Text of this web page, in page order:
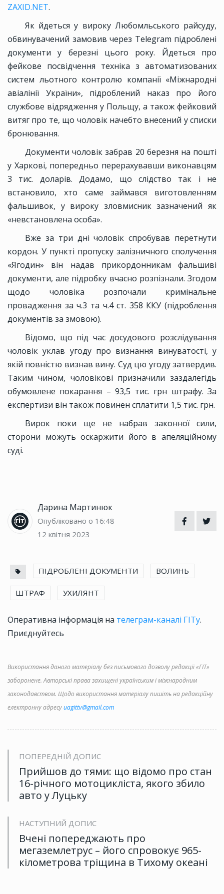
ZAXID.NET.
Як йдеться у вироку Любомльського райсуду,
обвинувачений замовив через Telegram підроблені
документи у березні цього року. Йдеться про
фейкове посвідчення техніка з автоматизованих
систем льотного контролю компанії «Міжнародні
авіалінії України», підроблений наказ про його
службове відрядження у Польщу, а також фейковий
витяг про те, що чоловік начебто внесений у списки
бронювання.
Документи чоловік забрав 20 березня на пошті
у Харкові, попередньо перерахувавши виконавцям
3 тис. доларів. Додамо, що слідство так і не
встановило, хто саме займався виготовленням
фальшивок, у вироку зловмисник зазначений як
«невстановлена особа».
Вже за три дні чоловік спробував перетнути
кордон. У пункті пропуску залізничного сполучення
«Ягодин» він надав прикордонникам фальшиві
документи, але підробку вчасно розпізнали. Згодом
щодо чоловіка розпочали кримінальне
провадження за ч.3 та ч.4 ст. 358 ККУ (підроблення
документів за змовою).
Відомо, що під час досудового розслідування
чоловік уклав угоду про визнання винуватості, у
якій повністю визнав вину. Суд цю угоду затвердив.
Таким чином, чоловікові призначили заздалегідь
обумовлене покарання – 93,5 тис. грн штрафу. За
експертизи він також повинен сплатити 1,5 тис. грн.
Вирок поки ще не набрав законної сили,
сторони можуть оскаржити його в апеляційному
суді.
Дарина Мартинюк
Опубліковано о 16:48
12 квітня 2023
ПІДРОБЛЕНІ ДОКУМЕНТИ ВОЛИНЬ
ШТРАФ УХИЛЯНТ
Оперативна інформація на телеграм-каналі ГІТу.
Приєднуйтесь
Використання даного матеріалу без письмового дозволу редакції «ГІТ»
заборонене. Авторські права захищені українським і міжнародним
законодавством. Щодо використання матеріалу пишіть на редакційну
електронну адресуuagittv@gmail.com
ПОПЕРЕДНІЙ ДОПИС
Прийшов до тями: що відомо про стан
16-річного мотоцикліста, якого збило
авто у Луцьку
НАСТУПНИЙ ДОПИС
Вчені попереджають про
мегаземлетрус – його спровокує 965-
кілометрова тріщина в Тихому океані